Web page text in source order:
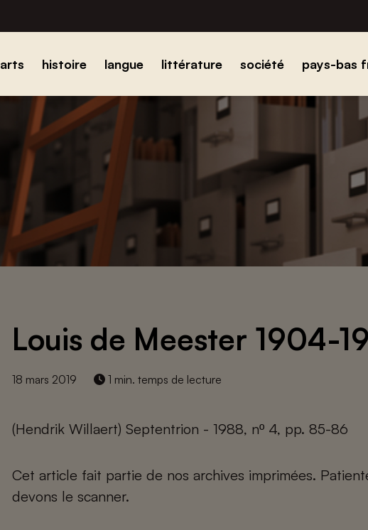
arts histoire langue littérature société pays-bas
Louis de Meester 1904-
18 mars 2019 1 min. temps de lecture
(Hendrik Willaert) Septentrion - 1988, nº 4, pp. 85-86
Cet article fait partie de nos archives imprimées.
devons le scanner.